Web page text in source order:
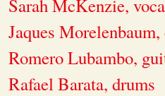
Sarah McKenzie,
Jaques
Romero Lubambo,
Rafael Barata, drums